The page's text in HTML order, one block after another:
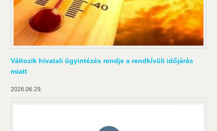
Változik hivatali ügyintézés rendje a rendkívüli időjárás
miatt
2026.06.29.